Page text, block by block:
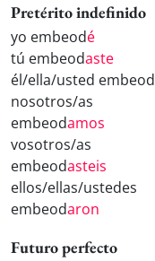
Pretérito indefinido
yo embeodé
tú embeodaste
él/ella/usted embeod
nosotros/as
embeodamos
vosotros/as
embeodasteis
ellos/ellas/ustedes
embeodaron
Futuro perfecto